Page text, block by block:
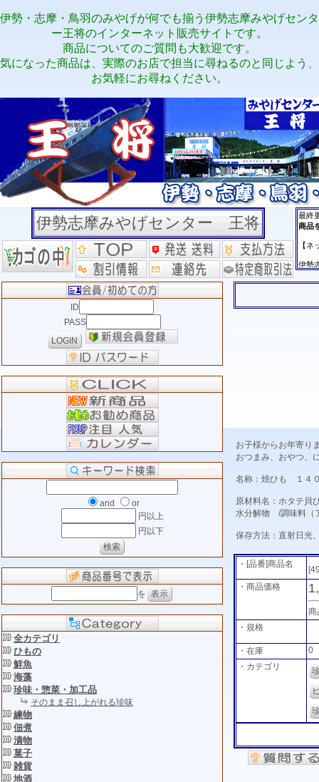
伊勢・志摩・鳥羽のみやげが何でも揃う伊勢志摩みやげセンタ
ー王将のインターネット販売サイトです。
商品についてのご質問も大歓迎です。
気になった商品は、実際のお店で担当に尋ねるのと同じよう、
お気軽にお尋ねください。
伊勢志摩みやげセンター 王将
ID
PASS
and
or
円以上
円以下
を
全カテゴリ
ひもの
鮮魚
海藻
珍味・惣菜・加工品
そのまま召し上がれる珍味
練物
佃煮
漬物
菓子
雑貨
地酒
お子様からお年寄り
おつまみ、おやつ、
名称：焼ひも １４
原材料名：ホタテ貝
水分解物 /調味料（
保存方法：直射日光
・[品番]商品名
・商品価格
商
・規格
・在庫
0
・カテゴリ